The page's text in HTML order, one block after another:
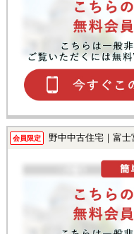
会員限定 野中中古住宅｜富